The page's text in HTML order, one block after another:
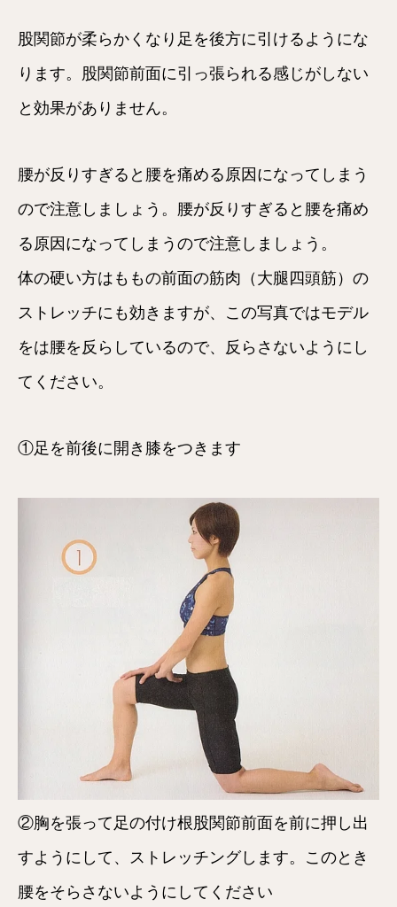
股関節が柔らかくなり足を後方に引けるようにな
ります。股関節前面に引っ張られる感じがしない
と効果がありません。
腰が反りすぎると腰を痛める原因になってしまう
ので注意しましょう。腰が反りすぎると腰を痛め
る原因になってしまうので注意しましょう。
体の硬い方はももの前面の筋肉（大腿四頭筋）の
ストレッチにも効きますが、この写真ではモデル
をは腰を反らしているので、反らさないようにし
てください。
①足を前後に開き膝をつきます
②胸を張って足の付け根股関節前面を前に押し出
すようにして、ストレッチングします。このとき
腰をそらさないようにしてください